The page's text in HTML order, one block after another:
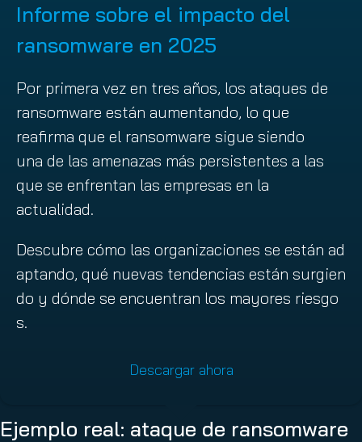
Informe sobre el impacto del
ransomware en 2025
Por primera vez en tres años, los ataques de
ransomware están aumentando, lo que
reafirma que el ransomware sigue siendo
una de las amenazas más persistentes a las
que se enfrentan las empresas en la
actualidad.
Descubre cómo las organizaciones se están ad
aptando, qué nuevas tendencias están surgien
do y dónde se encuentran los mayores riesgo
s.
Descargar ahora
Ejemplo real: ataque de ransomware